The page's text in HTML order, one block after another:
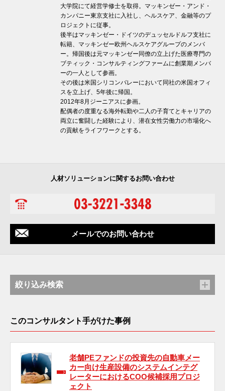
大学院にて経営学修士を取得。マッキンゼー・アンド・
カンパニー東京支社に入社し、ヘルスケア、金融等のプ
ロジェクトに従事。
後半はマッキンゼー・ドイツのデュッセルドルフ支社に
転籍、マッキンゼー欧州ヘルスケアグループのメンバ
ー。帰国後は元マッキンゼー同僚の立上げた医療専門の
ブティック・コンサルティングファームに創業期メンバ
ーの一人として参画。
その後は米国シリコンバレーにおいて同社の米国オフィ
スを立上げ、5年後に帰国。
2012年8月ジーニアスに参画。
配偶者の度重なる海外転勤や二人の子育てとキャリアの
両立に奮闘した経験により、潜在女性労働力の市場化へ
の貢献をライフワークとする。
人材ソリューションに関するお問い合わせ
メールでのお問い合わせ
絞り込み検索
このコンサルタント手がけた事例
老舗PEファンドの投資先の自動車メー
カー向け生産設備のシステムインテグ
レーターにおけるCOO候補採用プロジ
ェクト